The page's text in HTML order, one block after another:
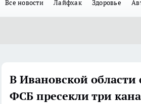
Все новости Лайфхак Здоровье
В Ивановской области
ФСБ пресекли три